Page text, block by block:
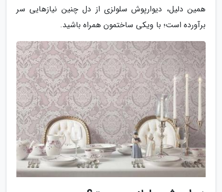
همین دلیل، دیوارپوش سلولزی از دل چنین نیازهایی سر
برآورده است؛ با ویکی ساختمون همراه باشید.